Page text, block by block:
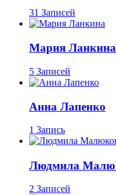
31 Записей
Мария Ланкина
5 Записей
Анна Лапенко
1 Запись
Людмила
2 Записей